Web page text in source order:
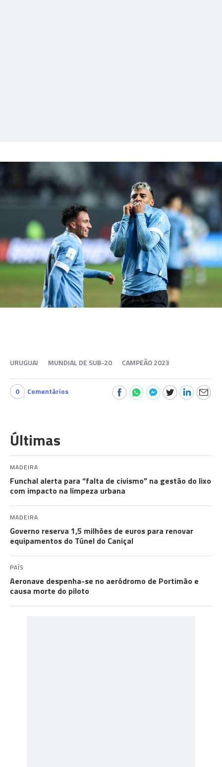
URUGUAI MUNDIAL DE SUB-20 CAMPEÃO 2023
0 Comentários
Últimas
MADEIRA
Funchal alerta para “falta de civismo” na gestão do lixo
com impacto na limpeza urbana
MADEIRA
Governo reserva 1,5 milhões de euros para renovar
equipamentos do Túnel do Caniçal
PAÍS
Aeronave despenha-se no aeródromo de Portimão e
causa morte do piloto